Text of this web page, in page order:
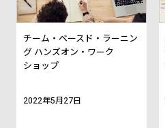
チーム・ベースド・ラーニン
グ ハンズオン・ワーク
ショップ
2022年5月27日